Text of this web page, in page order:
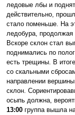
ледовые лбы и
действительно,
стало поменьше. На
ледобура, продолжая
Вскоре склон стал
поднимались по
есть трещины. В
со скальными
направлении
склон.
осыпь должна,
13:00группа вышла